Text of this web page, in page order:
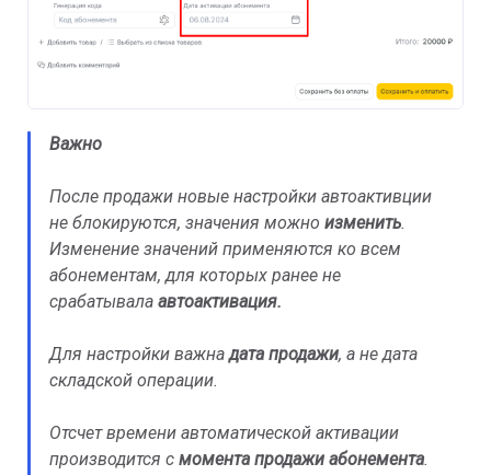
Важно
После продажи новые настройки автоактивции
не блокируются, значения можно изменить.
Изменение значений применяются ко всем
абонементам, для которых ранее не
срабатывала автоактивация.
Для настройки важнадата продажи, а не дата
складской операции.
Отсчет времени автоматической активации
производится с момента продажи абонемента.